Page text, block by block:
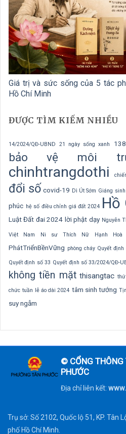
Giá trị và sức sống của 5 tác
Hồ Chí Minh
ĐƯỢC TÌM KIẾM NHIỀU
14/2024/QĐ-UBND 21 ngày sống xanh 138
bảo vệ môi
chinhtrangdothi
đổi số covid-19 Dì Út Sớm Giáng sinh
phúc hệ số điều chỉnh giá đất 2024 Hồ
Luật Đất đai 2024 lời phật dạy Nguyễn
Việt Nam Ni sư Thích Nữ Hạnh Hoà
PhátTriểnBềnVững phòng cháy Quyết định
Quyết định số 33 Quyết định số 33/2024/QĐ-
không tiền mặt thisangtac
chức tuần lễ áo dài 2024 tâm sinh tướng
suy ngẫm
© CỔNG
PHƯỚC
Địa chỉ liên kết:
Trụ sở: Số 2102, Quốc lộ 51, KP. Tân
phố Hồ Chí Minh.